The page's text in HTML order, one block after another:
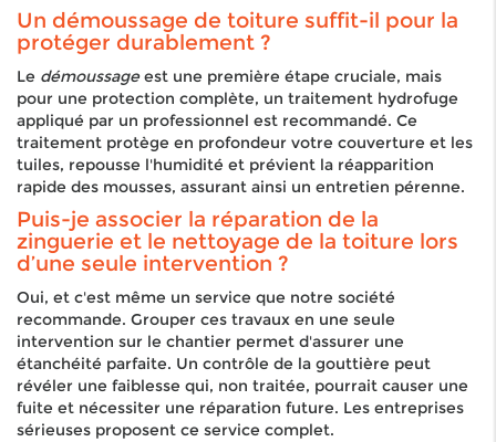
Un démoussage de toiture suffit-il pour la
protéger durablement ?
Le démoussageest une première étape cruciale, mais
pour une protection complète, un traitement hydrofuge
appliqué par un professionnel est recommandé. Ce
traitement protège en profondeur votre couverture et les
tuiles, repousse l'humidité et prévient la réapparition
rapide des mousses, assurant ainsi un entretien pérenne.
Puis-je associer la réparation de la
zinguerie et le nettoyage de la toiture lors
d’une seule intervention ?
Oui, et c'est même un service que notre société
recommande. Grouper ces travaux en une seule
intervention sur le chantier permet d'assurer une
étanchéité parfaite. Un contrôle de la gouttière peut
révéler une faiblesse qui, non traitée, pourrait causer une
fuite et nécessiter une réparation future. Les entreprises
sérieuses proposent ce service complet.